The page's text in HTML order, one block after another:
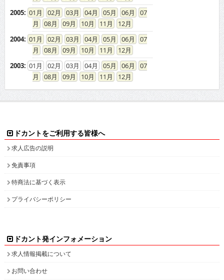
2005: 01 02 03 04 05 06
07
08
09 10 11
12
2004: 01 02 03 04 05 06
07
08
09 10 11
12
2003: 01 02 03 04 05 06
07
08
09 10 11 12
ドカントをご利用する皆様へ
求人広告の説明
免責事項
特商法に基づく表示
プライバシーポリシー
ドカント発インフォメーション
求人情報掲載について
お問い合わせ